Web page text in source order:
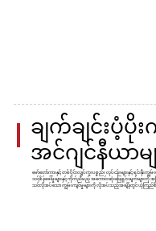
ချက်ချင်းပံ့
အင်ဂျင်နီယာ
မော်တော်ကားနှင့် တစ်ပိုင်းလျှပ်ကူးပစ္စည်း လုပ်ငန်းများနှင့် ရင်းနှီးကျွမ်း
သင့်စိန်ခေါ်မှုများနှင့် ကိုက်ညီမည့် အကောင်းဆုံးဖြေရှင်းချက်များကို အက
သင်လိုအပ်သော ကျွမ်းကျင်မှုများကို လိုအပ်သည့်အချိန်တွင် ယုံကြည်စိတ်